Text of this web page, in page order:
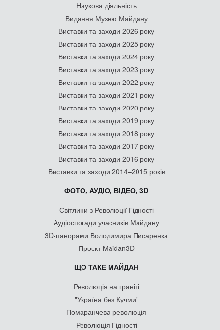
Наукова діяльність
Видання Музею Майдану
Виставки та заходи 2026 року
Виставки та заходи 2025 року
Виставки та заходи 2024 року
Виставки та заходи 2023 року
Виставки та заходи 2022 року
Виставки та заходи 2021 року
Виставки та заходи 2020 року
Виставки та заходи 2019 року
Виставки та заходи 2018 року
Виставки та заходи 2017 року
Виставки та заходи 2016 року
Виставки та заходи 2014–2015 років
ФОТО, АУДІО, ВІДЕО, 3D
Світлини з Революції Гідності
Аудіоспогади учасників Майдану
3D-панорами Володимира Писаренка
Проєкт Maidan3D
ЩО ТАКЕ МАЙДАН
Революція на граніті
"Україна без Кучми"
Помаранчева революція
Революція Гідності